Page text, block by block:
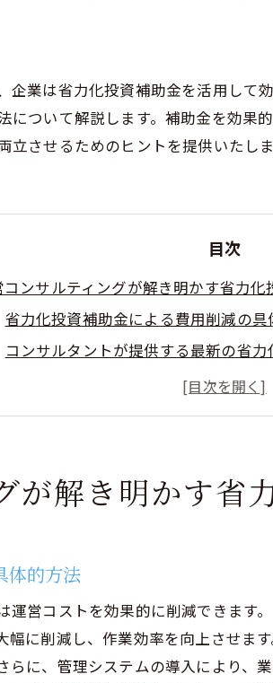
企業は省力化投資補助金を活用して
について解説します。補助金を効
させるためのヒントを提供いたしま
目次
コンサルティングが解き明かす省力
省力化投資補助金による費用削減の具
コンサルタントが提供する最新の省力
投資補助金活用のための企業別戦略の
補助金活用の成功事例から学ぶ投資効
経営コンサルティングによる補助金活
成長を促進する経営コンサルティン
コンサルタントの視点から見る補助金
成長を加速させる投資補助金の効果的
補助金とコンサルティングの組み合
企業の成長戦略における補助金の位置
が解き明かす省
体的方法
営コストを効果的に削減できます
に削減し、作業効率を向上させま
らに、管理システムの導入により、